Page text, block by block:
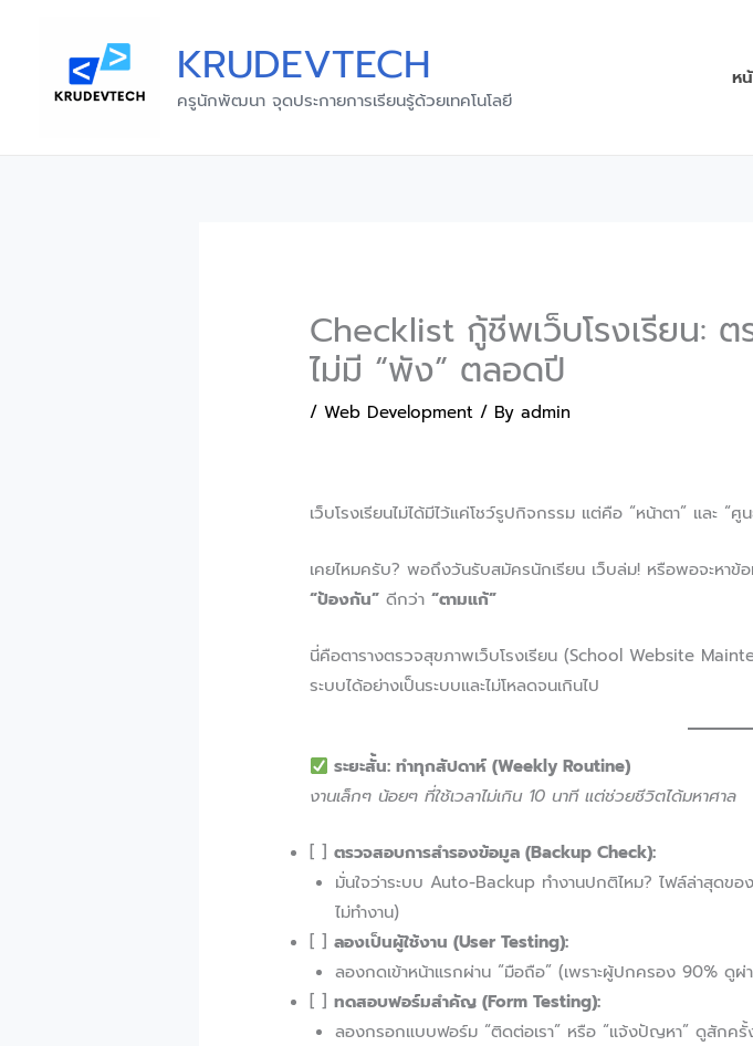
KRUDEVTECH
ครูนักพัฒนา จุดประกายการเรียนรู้ด้วยเทคโนโลยี
ห
Checklist กู้ชีพเว็บโรงเรียน: ต
ไม่มี “พัง” ตลอดปี
/Web Development / Byadmin
เว็บโรงเรียนไม่ได้มีไว้แค่โชว์รูปกิจกรรม แต่คือ “หน้าตา” และ
เคยไหมครับ? พอถึงวันรับสมัครนักเรียน เว็บล่ม! หรือพอจะหา
“ป้องกัน” ดีกว่า“ตามแก้”
นี่คือตารางตรวจสุขภาพเว็บโรงเรียน (School Website
ระบบได้อย่างเป็นระบบและไม่โหลดจนเกินไป
ระยะสั้น: ทำทุกสัปดาห์ (Weekly Routine)
งานเล็กๆ น้อยๆ ที่ใช้เวลาไม่เกิน 10 นาที แต่ช่วยชีวิตได้มหาศาล
[ ]ตรวจสอบการสำรองข้อมูล (Backup Check):
มั่นใจว่าระบบ Auto-Backup ทำงานปกติไหม? ไฟล์ล่าสุดขอ
ไม่ทำงาน)
[ ]ลองเป็นผู้ใช้งาน (User Testing):
ลองกดเข้าหน้าแรกผ่าน “มือถือ” (เพราะผู้ปกครอง 90% ดู
[ ]ทดสอบฟอร์มสำคัญ (Form Testing):
ลองกรอกแบบฟอร์ม “ติดต่อเรา” หรือ “แจ้งปัญหา” ดูสักครั้ง